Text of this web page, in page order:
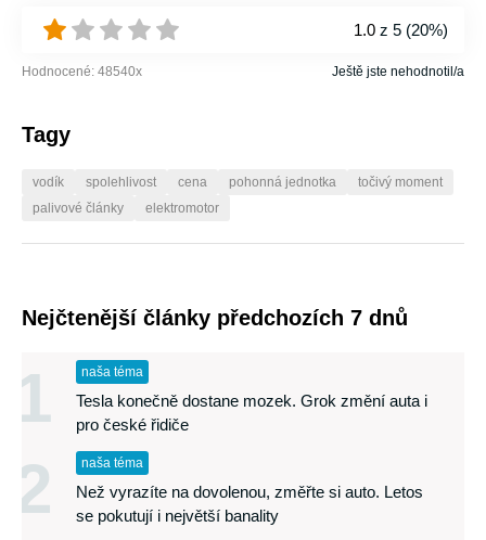
1.0 z 5 (20%)
Hodnocené: 48540x Ještě jste nehodnotil/a
Tagy
vodík spolehlivost cena pohonná jednotka
točivý moment
palivové články
elektromotor
Nejčtenější články předchozích 7 dnů
1 naša téma
Tesla konečně dostane mozek. Grok změní auta i
pro české řidiče
2 naša téma
Než vyrazíte na dovolenou, změřte si auto. Letos
se pokutují i největší banality